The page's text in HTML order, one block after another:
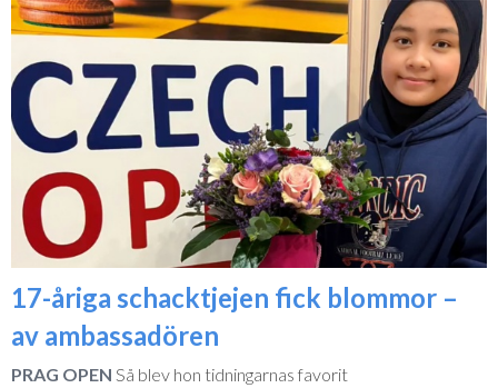
17-åriga schacktjejen fick blommor –
av ambassadören
PRAG OPEN Så blev hon tidningarnas favorit